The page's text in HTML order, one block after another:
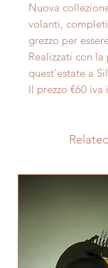
Nuova
volanti,
grezzo per
Realizzati con
quest'estate a
Il prezzo €60